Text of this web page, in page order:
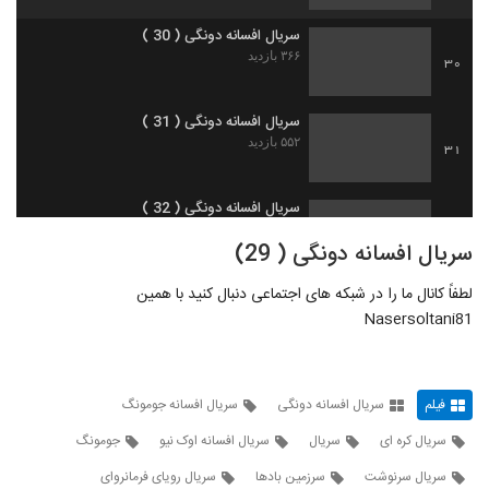
30
سریال افسانه دونگی ( 30 )
۳۶۶ بازدید
31
سریال افسانه دونگی ( 31 )
۵۵۲ بازدید
سریال افسانه دونگی ( 32 )
33
سریال افسانه دونگی ( 33 )
34
۵۴۴ بازدید
سریال افسانه دونگی ( 35 )
سریال افسانه دونگی ( 29)
لطفاً کانال ما را در شبکه های اجتماعی دنبال کنید با همین
Nasersoltani81
فیلم سریال افسانه دونگی
سریال افسانه جومونگ
سریال کره ای
سریال سریال افسانه اوک نیو
جومونگ
سریال سرنوشت
سرزمین بادها
سریال رویای فرمانروای